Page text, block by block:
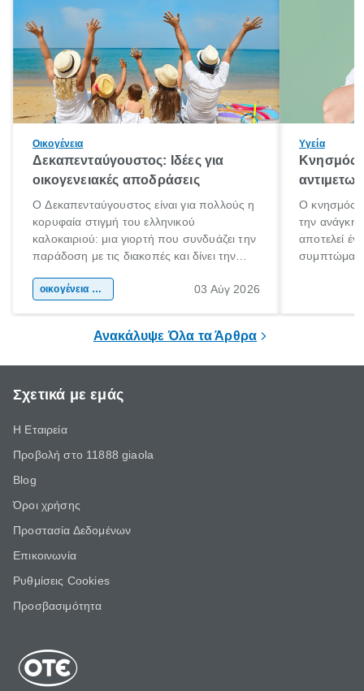
Οικογένεια
Δεκαπενταύγουστος: Ιδέες για
οικογενειακές αποδράσεις
Ο Δεκαπενταύγουστος είναι για πολλούς η
κορυφαία στιγμή του ελληνικού
καλοκαιριού: μια γιορτή που συνδυάζει την
παράδοση με τις διακοπές και δίνει την
χώρας. Είτε πρόκειται για λίγες μέρες
οικογένεια & παιδί 03 Αύγ 2026
Υγεία
Κνησμός:
Ο κνησμός
την ανάγκη
αποτελεί
Ανακάλυψε Όλα τα Άρθρα
Σχετικά με εμάς
Η Εταιρεία
Προβολή στο 11888 giaola
Blog
Όροι χρήσης
Προστασία Δεδομένων
Επικοινωνία
Ρυθμίσεις Cookies
Προσβασιμότητα